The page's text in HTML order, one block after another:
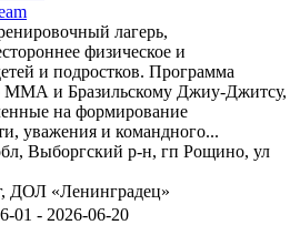
лагерь,
физическое и
и подростков. Программа
ММА и Бразильскому Джиу-Джитсу,
на формирование
уважения и командного...
Выборгский р-н, гп Рощино, ул
ДОЛ «Ленинградец»
01 - 2026-06-20